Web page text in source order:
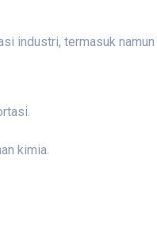
industri, termasuk
kimia.